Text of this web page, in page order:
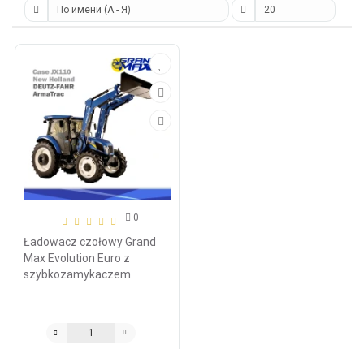
0
Ładowacz czołowy Grand
Max Evolution Euro z
szybkozamykaczem